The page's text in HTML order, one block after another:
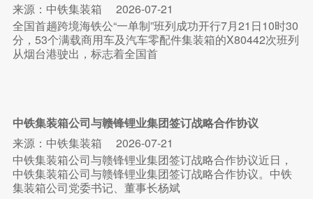
来源：中铁集装箱
2026-07-21
全国首趟跨境海铁公“一单制”班列成功开行7月21日10时30
分，53个满载商用车及汽车零配件集装箱的X80442次班列
从烟台港驶出，标志着全国首
中铁集装箱公司与赣锋锂业集团签订战略合作协议
来源：中铁集装箱
2026-07-21
中铁集装箱公司与赣锋锂业集团签订战略合作协议近日，
中铁集装箱公司与赣锋锂业集团签订战略合作协议。中铁
集装箱公司党委书记、董事长杨斌